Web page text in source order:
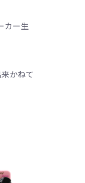
カー生
かねて